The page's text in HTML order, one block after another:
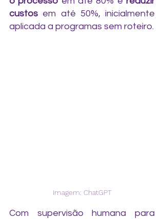
custos em até 50%, inicialmente
aplicada a programas sem roteiro.
Imagem: ChatGPT
Com supervisão humana para